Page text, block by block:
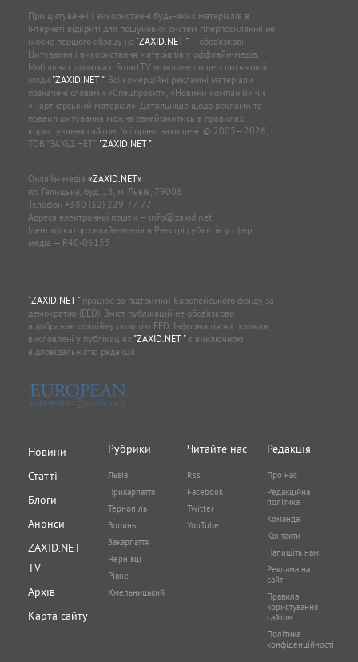
При цитуванні і використанні будь-яких матеріалів в
Інтернеті відкриті для пошукових систем гіперпосилання не
нижче першого абзацу на "ZAXID.NET "— обов’язкові.
Цитування і використання матеріалів у оффлайн-медіа,
Мобільних додатках, SmartTV можливе лише з письмової
згоди "ZAXID.NET ". Всі комерційні рекламні матеріали
позначені словами «Спецпроєкт», «Новини компаній» чи
«Партнерський матеріал». Детальніше щодо реклами та
правил цитування можна ознайомитись в правилах
користування сайтом. Усі права захищені. © 2005—2026,
ТОВ “ЗАХІД.НЕТ”, "ZAXID.NET ".
Онлайн-медіа «ZAXID.NET»
пл. Галицька, буд. 15, м. Львів, 79008
Телефон +380 (32) 229-77-77
Адреса електронної пошти — info@zaxid.net
Ідентифікатор онлайн-медіа в Реєстрі суб'єктів у сфері
медіа — R40-06155
"ZAXID.NET "працює за підтримки Європейського фонду за
демократію (EED). Зміст публікацій не обов’язково
відображає офіційну позицію EED. Інформація чи погляди,
висловлені у публікаціях "ZAXID.NET "є виключною
відповідальністю редакції.
Новини
Статті
Блоги
Анонси
ZAXID.NET
TV
Архів
Карта сайту
Рубрики
Львів
Прикарпаття
Тернопіль
Волинь
Закарпаття
Чернівці
Рівне
Хмельницький
Читайте нас
Rss
Facebook
Twitter
YouTube
Редакція
Про нас
Редакційна
політика
Команда
Контакти
Напишіть нам
Реклама на
сайті
Правила
користування
сайтом
Політика
конфіденційності